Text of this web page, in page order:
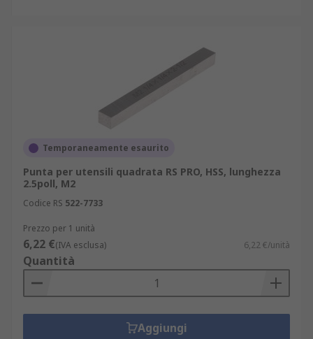
Temporaneamente esaurito
Punta per utensili quadrata RS PRO, HSS, lunghezza
2.5poll, M2
Codice RS 522-7733
Prezzo per 1 unità
6,22 €(IVA esclusa) 6,22 €/unità
Quantità
Aggiungi